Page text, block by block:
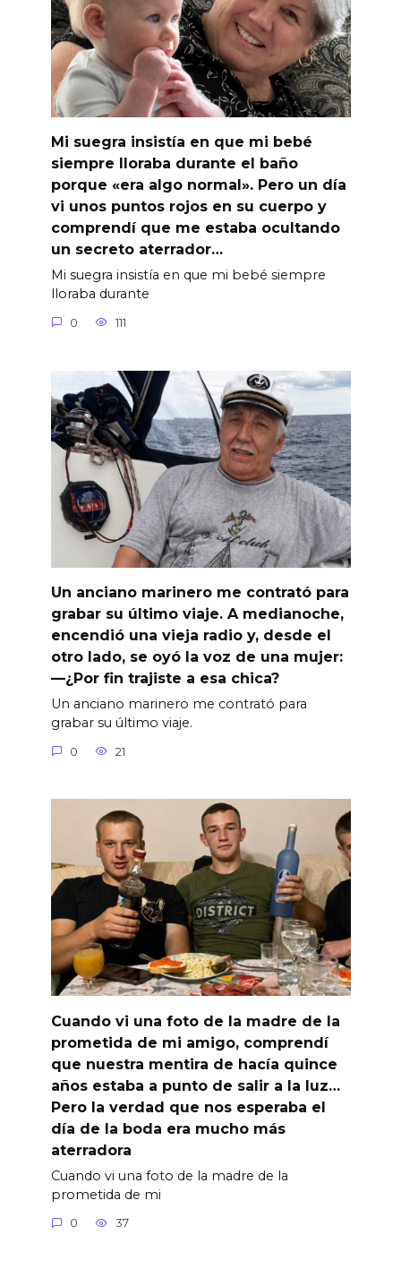
Mi suegra insistía en que mi bebé
siempre lloraba durante el baño
porque «era algo normal». Pero un día
vi unos puntos rojos en su cuerpo y
comprendí que me estaba ocultando
un secreto aterrador…
Mi suegra insistía en que mi bebé siempre
lloraba durante
0 111
Un anciano marinero me contrató para
grabar su último viaje. A medianoche,
encendió una vieja radio y, desde el
otro lado, se oyó la voz de una mujer:
—¿Por fin trajiste a esa chica?
Un anciano marinero me contrató para
grabar su último viaje.
0 21
Cuando vi una foto de la madre de la
prometida de mi amigo, comprendí
que nuestra mentira de hacía quince
años estaba a punto de salir a la luz…
Pero la verdad que nos esperaba el
día de la boda era mucho más
aterradora
Cuando vi una foto de la madre de la
prometida de mi
0 37